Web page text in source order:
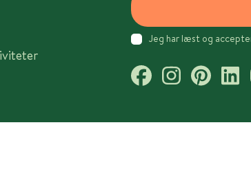
Jeg har læst og